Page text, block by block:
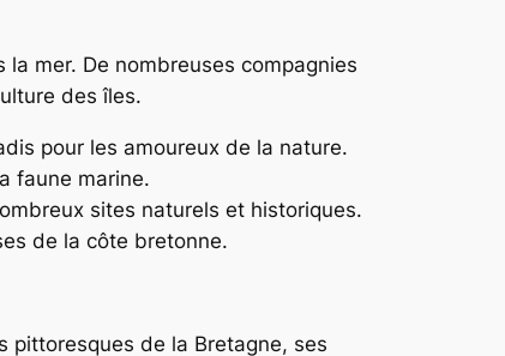
mer. De nombreuses compagnies
des îles.
pour les amoureux de la nature.
faune marine.
sites naturels et historiques.
de la côte bretonne.
pittoresques de la Bretagne, ses